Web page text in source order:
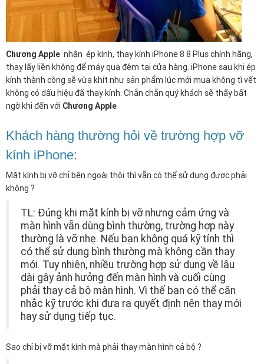
Chương Apple nhận ép kính, thay kính iPhone 8 8 Plus chính hãng,
thay lấy liền không để máy qua đêm tại cửa hàng. iPhone sau khi ép
kính thành công sẽ vừa khít như sản phẩm lúc mới mua không tì vết
không có dấu hiệu đã thay kính. Chắn chắn quý khách sẽ thấy bất
ngờ khi đến với Chương Apple
Khách hàng thường hỏi về trường hợp vỡ
kính iPhone:
Mặt kính bị vỡ chỉ bên ngoài thôi thì vẫn có thể sử dụng được phải
không ?
TL: Đúng khi mặt kính bị vỡ nhưng cảm ứng và
màn hình vẫn dùng bình thường, trường hợp này
thường là vỡ nhẹ. Nếu bạn không quá kỹ tính thì
có thể sử dụng bình thường mà không cần thay
mới. Tuy nhiên, nhiều trường hợp sử dụng về lâu
dài gây ảnh hưởng đến màn hình và cuối cùng
phải thay cả bộ màn hình. Vì thế bạn có thể cân
nhắc kỹ trước khi đưa ra quyết định nên thay mới
hay sử dụng tiếp tục.
Sao chỉ bị vỡ mặt kính mà phải thay màn hình cả bộ ?